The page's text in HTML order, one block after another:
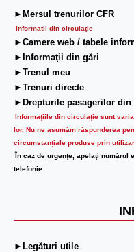
►Mersul trenurilor CFR
Informatii din circulaţie
►Camere web / tabele
►Informaţii din gări
►Trenul meu
►Trenuri directe
►Drepturile pasagerilor
Informaţiile din circulaţie sunt
lor. Nu ne asumăm răspunderea
circumstanțiale produse prin
În caz de urgenţe, apelaţi numărul
telefonie.
►Legături utile